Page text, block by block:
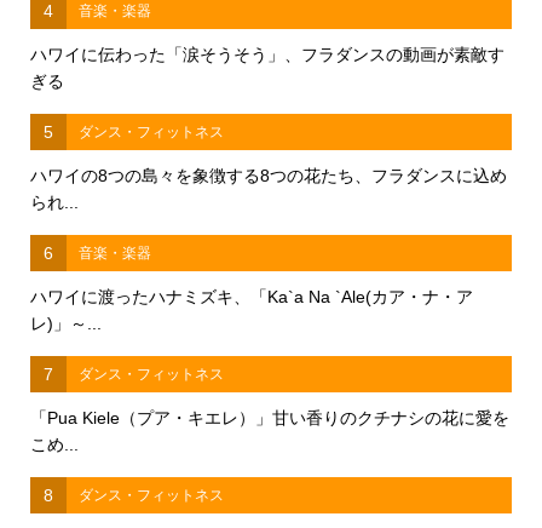
4 音楽・楽器
ハワイに伝わった「涙そうそう」、フラダンスの動画が素敵す
ぎる
5 ダンス・フィットネス
ハワイの8つの島々を象徴する8つの花たち、フラダンスに込め
られ...
6 音楽・楽器
ハワイに渡ったハナミズキ、「Ka`a Na `Ale(カア・ナ・ア
レ)」～...
7 ダンス・フィットネス
「Pua Kiele（プア・キエレ）」甘い香りのクチナシの花に愛を
こめ...
8 ダンス・フィットネス